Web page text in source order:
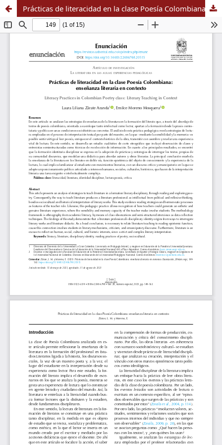
Prácticas de literacidad en la clase Poesía Colombiana: enseñanza literaria en contexto